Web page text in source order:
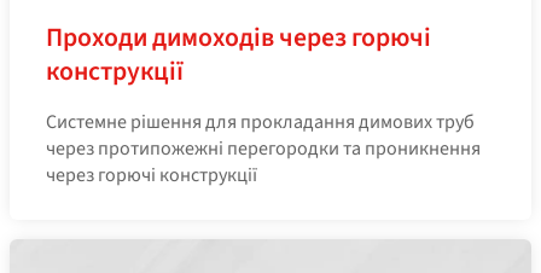
Проходи димоходів через горючі
конструкції
Системне рішення для прокладання димових труб
через протипожежні перегородки та проникнення
через горючі конструкції